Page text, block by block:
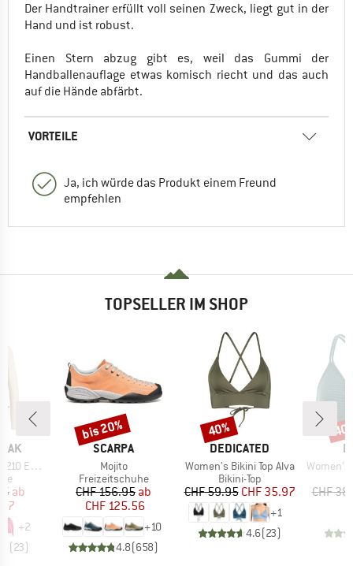
Der Handtrainer erfüllt voll seinen Zweck, liegt gut in der
Hand und ist robust.
Einen Stern abzug gibt es, weil das Gummi der
Handballenauflage etwas komisch riecht und das auch
auf die Hände abfärbt.
VORTEILE
Ja, ich würde das Produkt einem Freund
empfehlen
TOPSELLER IM SHOP
Zip Hoody
Preis
ab
+2
(23)
MARKE
SCARPA
Artikel
Mojito
Produktgruppe
Freizeitschuhe
Preis
CHF 156.95reduzierter Preis
ab
CHF 125.56
+10
4.8(658)
Rabatt
bis 20%
MARKE
DEDICATED
Artikel
Women's Bikini Top Alva
Produktgruppe
Bikini-Top
Preis
CHF 59.95reduzierter Preis
CHF 35.97
+1
4.6(23)
Rabatt
40%
Artikel
Women's
CHF